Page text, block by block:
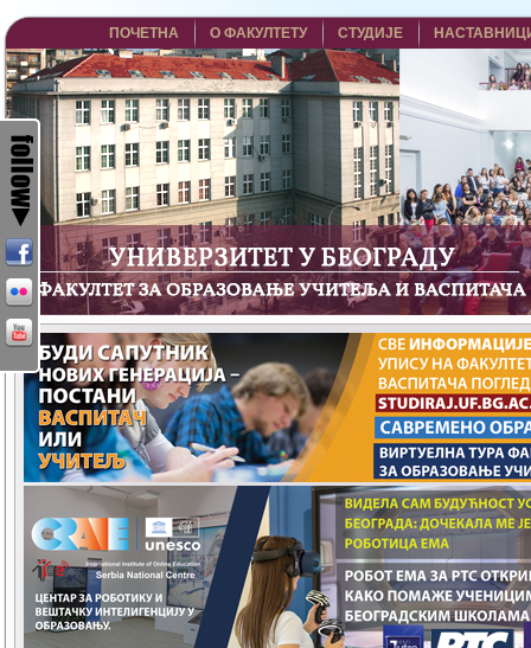
ПОЧЕТНА О ФАКУЛТЕТУ СТУДИЈЕ